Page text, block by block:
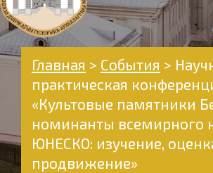
Главная > События >
практическая
«Культовые памятники
номинанты всемирного
ЮНЕСКО: изучение,
продвижение»